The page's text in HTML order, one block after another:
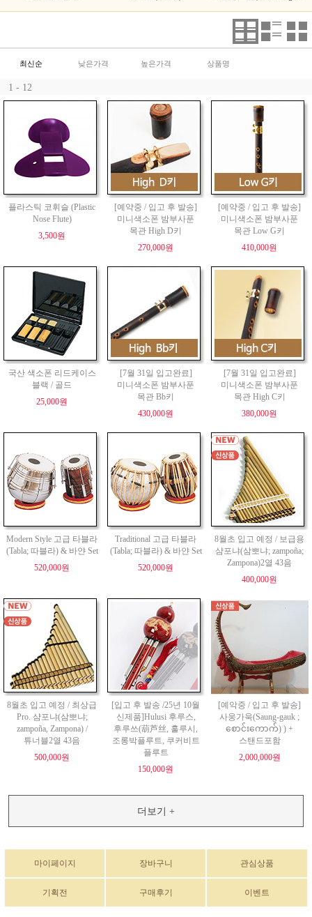
최신순 낮은가격 높은가격 상품명
1 - 12
플라스틱 코휘슬 (Plastic
Nose Flute)
3,500원
[예약중 / 입고 후 발송]
미니색소폰 밤부사푼
목관 High D키
270,000원
[예약중 / 입고 후 발송]
미니색소폰 밤부사푼
목관 Low G키
410,000원
국산 색소폰 리드케이스
블랙 / 골드
25,000원
[7월 31일 입고완료]
미니색소폰 밤부사푼
목관 Bb키
430,000원
[7월 31일 입고완료]
미니색소폰 밤부사푼
목관 High C키
380,000원
Modern Style 고급 타블라
(Tabla; 따블라) & 바얀 Set
520,000원
Traditional 고급 타블라
(Tabla; 따블라) & 바얀 Set
520,000원
8월초 입고 예정 / 보급용
샴포냐(삼뽀냐; zampoña;
Zampona)2열 43음
400,000원
8월초 입고 예정 / 최상급
Pro. 샴포냐(삼뽀냐;
zampoña, Zampona) /
튜너블2열 43음
500,000원
[입고 후 발송 /25년 10월
신제품]Hulusi 후루스,
후루쓰(葫芦丝, 훌루시,
조롱박플루트, 쿠커비트
플루트
150,000원
[예악중 / 입고 후 발송]
사웅가욱(Saung-gauk ;
စောင်းကောက်) ) +
스탠드포함
2,000,000원
더보기 +
마이페이지 장바구니 관심상품
기획전 구매후기 이벤트